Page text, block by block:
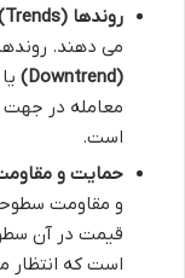
روندها (Trends)
می دهند.
(Downtrend)
یا
معامله در جهت
است.
حمایت و
و مقاومت
قیمت در آن
است که